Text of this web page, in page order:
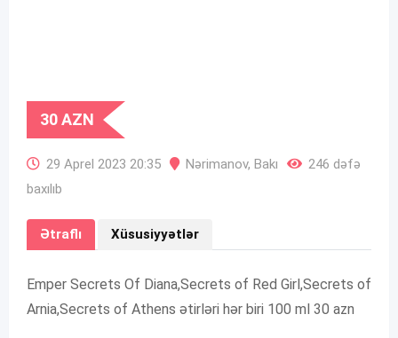
30AZN
29 Aprel 2023 20:35 Nərimanov, Bakı
246 dəfə
baxılıb
Ətraflı Xüsusiyyətlər
Emper Secrets Of Diana,Secrets of Red Girl,Secrets of
Arnia,Secrets of Athens ətirləri hər biri 100 ml 30 azn